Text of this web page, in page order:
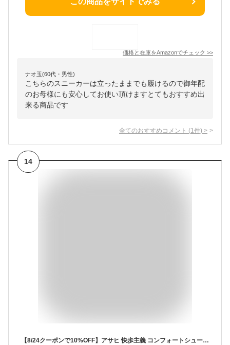
価格と在庫をAmazonでチェック >>
ナオ玉(60代・男性)
こちらのスニーカーは立ったままでも履けるので御年配
のお母様にも安心してお使い頂けますとてもおすすめ出
来る商品です
全てのおすすめコメント (1 件) >
14
【8/24クーポンで10%OFF】アサヒ 快歩主義 コンフォートシューズ レディース スリッポン 3E 歩きやすい 履きやすい 軽量 軽い カイホシュギ L052 シューズ 介護シューズ リハビリ 高齢者 婦人靴 シニア 靴 日本製【2003】